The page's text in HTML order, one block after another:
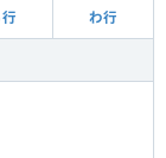
行 わ行